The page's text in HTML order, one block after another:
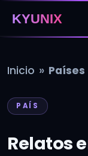
KYUNIX
Inicio » Países
PAÍS
Relatos